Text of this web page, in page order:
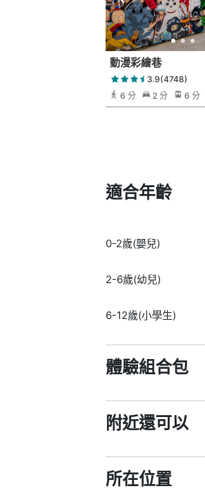
動漫彩繪巷
3.9(4748)
6 分
2 分 6 分
適合年齡
0-2歲(嬰兒)
2-6歲(幼兒)
6-12歲(小學生)
體驗組合包
附近還可以
所在位置